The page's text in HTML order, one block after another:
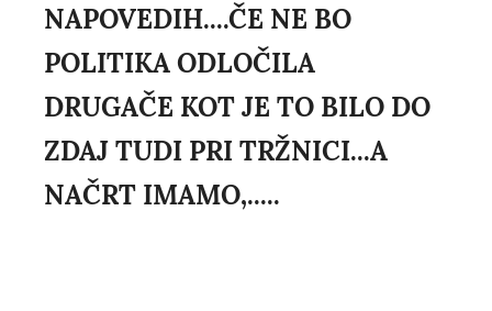
NAPOVEDIH....ČE NE BO
POLITIKA ODLOČILA
DRUGAČE KOT JE TO BILO DO
ZDAJ TUDI PRI TRŽNICI...A
NAČRT IMAMO,.....